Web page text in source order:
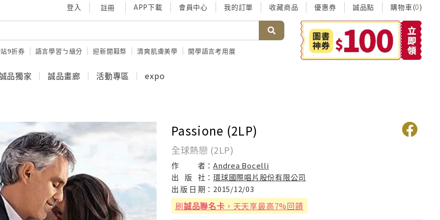
登入 註冊 APP下載 會員中心 我的訂單 收藏商品 優惠券 誠品點 購物車(0)
9折券 語言學習ㄅ級分 迎新開鞋祭 清爽肌膚美學 開學語言考用展
品獨家 誠品畫廊 活動專區 expo
Passione (2LP)
全球熱戀 (2LP)
作 者：Andrea Bocelli
出
版 社：環球國際唱片股份有限公司
出 版 日 期： 2015/12/03
刷誠品聯名卡 ，天天享最高7%回饋